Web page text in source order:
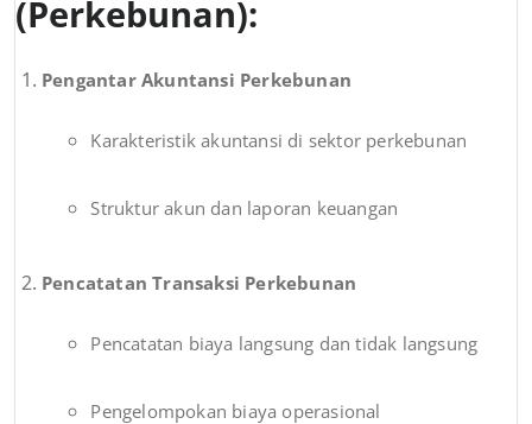
(Perkebunan):
Pengantar Akuntansi Perkebunan
Karakteristik akuntansi di sektor perkebunan
Struktur akun dan laporan keuangan
Pencatatan Transaksi Perkebunan
Pencatatan biaya langsung dan tidak langsung
Pengelompokan biaya operasional